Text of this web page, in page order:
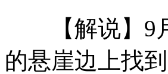
【解说】9月
的悬崖边上找